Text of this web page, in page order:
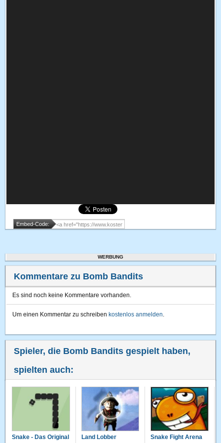
Embed-Code:
WERBUNG
Kommentare zu Bomb Bandits
Es sind noch keine Kommentare vorhanden.
Um einen Kommentar zu schreiben kostenlos anmelden.
Spieler, die Bomb Bandits gespielt haben,
spielten auch:
Snake - Das Original Land Lobber Snake Fight Arena